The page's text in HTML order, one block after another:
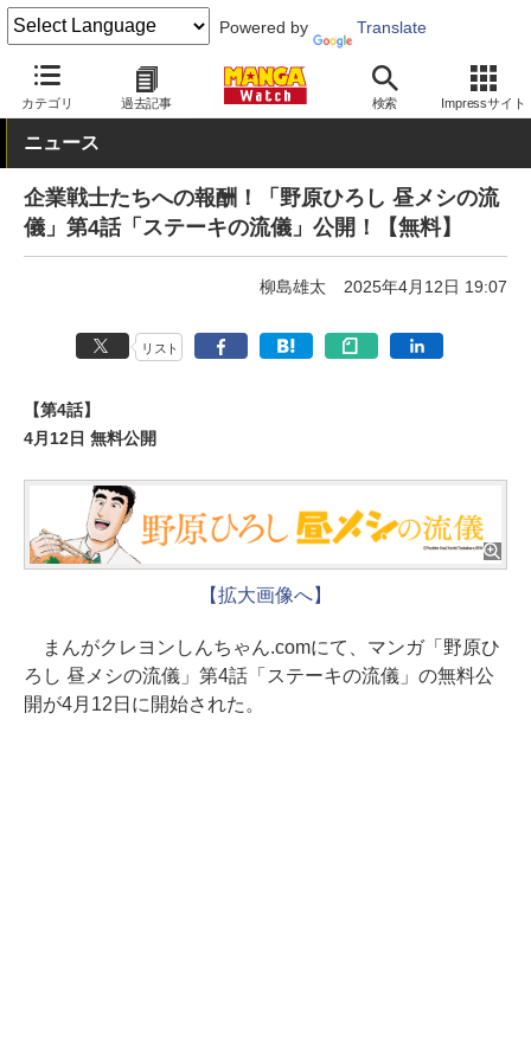
Powered by Translate
カテゴリ 過去記事 検索 Impressサイト
MANGA Watch 無料
ニュース
企業戦士たちへの報酬！「野原ひろし 昼メシの流
儀」第4話「ステーキの流儀」公開！【無料】
柳島雄太 2025年4月12日 19:07
リスト
【第4話】
4月12日 無料公開
【拡大画像へ】
まんがクレヨンしんちゃん.comにて、マンガ「野原ひ
ろし 昼メシの流儀」第4話「ステーキの流儀」の無料公
開が4月12日に開始された。